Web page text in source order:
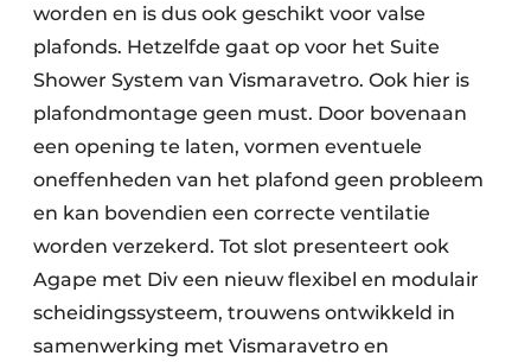
worden en is dus ook geschikt voor valse
plafonds. Hetzelfde gaat op voor het Suite
Shower System van Vismaravetro. Ook hier is
plafondmontage geen must. Door bovenaan
een opening te laten, vormen eventuele
oneffenheden van het plafond geen probleem
en kan bovendien een correcte ventilatie
worden verzekerd. Tot slot presenteert ook
Agape met Div een nieuw flexibel en modulair
scheidingssysteem, trouwens ontwikkeld in
samenwerking met Vismaravetro en